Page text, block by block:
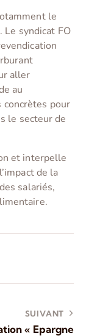
le
Le syndicat FO
aller
au
pour
le secteur de
et interpelle
de la
salariés,
SUIVANT
« Epargne